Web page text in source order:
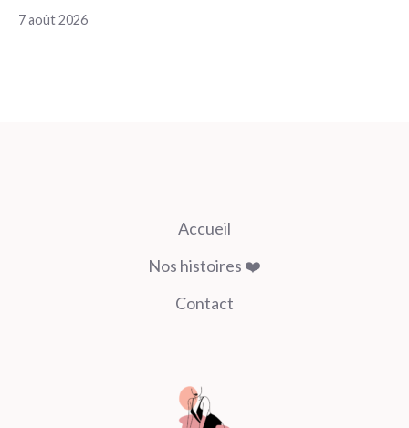
7 août 2026
Accueil
Nos histoires ❤️
Contact